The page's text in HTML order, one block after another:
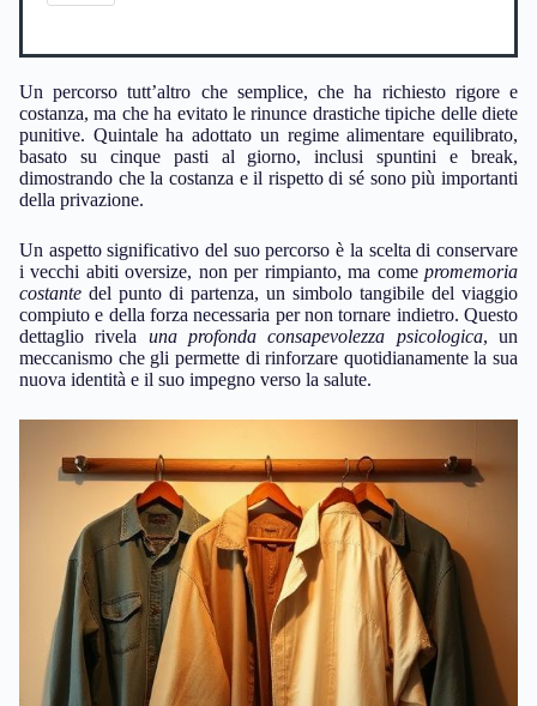
Un percorso tutt’altro che semplice, che ha richiesto rigore e
costanza, ma che ha evitato le rinunce drastiche tipiche delle diete
punitive. Quintale ha adottato un regime alimentare equilibrato,
basato su cinque pasti al giorno, inclusi spuntini e break,
dimostrando che la costanza e il rispetto di sé sono più importanti
della privazione.
Un aspetto significativo del suo percorso è la scelta di conservare
i vecchi abiti oversize, non per rimpianto, ma come promemoria
costante del punto di partenza, un simbolo tangibile del viaggio
compiuto e della forza necessaria per non tornare indietro. Questo
dettaglio rivela una profonda consapevolezza psicologica, un
meccanismo che gli permette di rinforzare quotidianamente la sua
nuova identità e il suo impegno verso la salute.